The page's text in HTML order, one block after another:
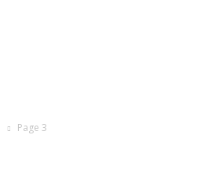
Page 3